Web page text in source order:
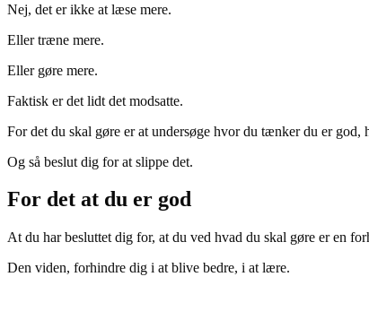
Nej, det er ikke at læse mere.
Eller træne mere.
Eller gøre mere.
Faktisk er det lidt det modsatte.
For det du skal gøre er at undersøge hvor du tænker du er
Og så beslut dig for at slippe det.
For det at du er god
At du har besluttet dig for, at du ved hvad du skal gøre er en
Den viden, forhindre dig i at blive bedre, i at lære.